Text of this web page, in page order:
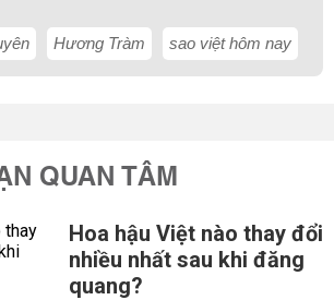
Hương Tràm sao việt hôm nay
QUAN TÂM
Hoa hậu Việt nào thay đổi
nhiều nhất sau khi đăng
quang?